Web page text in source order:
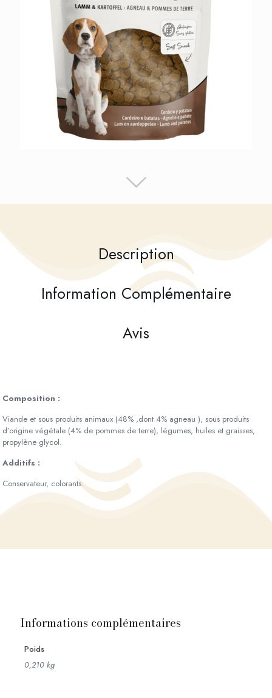
Description
Information Complémentaire
Avis
Composition :
Viande et sous produits animaux (48% ,dont 4% agneau ), sous produits
d’origine végétale (4% de pommes de terre), légumes, huiles et graisses,
propylène glycol.
Additifs :
Conservateur, colorants.
Informations complémentaires
Poids
0,210 kg